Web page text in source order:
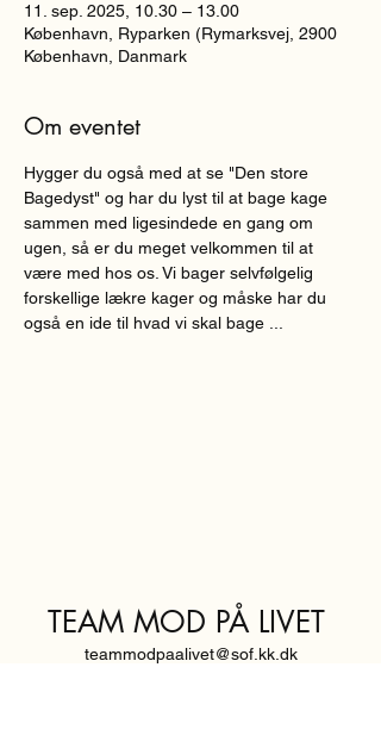
11. sep. 2025, 10.30 – 13.00
København, Ryparken (Rymarksvej, 2900
København, Danmark
Om eventet
Hygger du også med at se "Den store
Bagedyst" og har du lyst til at bage kage
sammen med ligesindede en gang om
ugen, så er du meget velkommen til at
være med hos os. Vi bager selvfølgelig
forskellige lækre kager og måske har du
også en ide til hvad vi skal bage ...
TEAM MOD PÅ LIVET
teammodpaalivet@sof.kk.dk